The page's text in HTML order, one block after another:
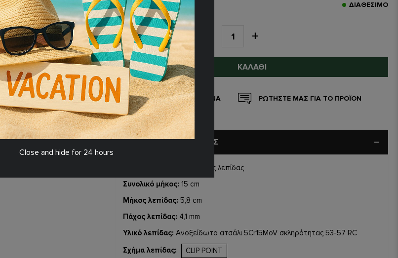
- 210 8017634
Κωδικός Προϊόντος:35030 ΔΙΑΘΈΣΙΜΟ
ΕΠΙΛΈΞΤΕ ΠΟΣΌΤΗΤΑ
ΚΑΛΆΘΙ
ΣΤΑ ΑΓΑΠΗΜΕΝΑ ΡΩΤΗΣΤΕ ΜΑΣ ΓΙΑ ΤΟ ΠΡΟΪΟΝ
ΠΕΡΙΓΡΑΦΗ ΠΡΟΪΟΝΤΟΣ
Σταθερής λεπίδας
Συνολικό μήκος: 15 cm
Μήκος λεπίδας: 5,8 cm
Πάχος λεπίδας: 4,1 mm
Υλικό λεπίδας: Ανοξείδωτο ατσάλι 5Cr15MoV σκληρότητας 53-57 RC
Σχήμα λεπίδας:
CLIP POINT
Close and hide for 24 hours